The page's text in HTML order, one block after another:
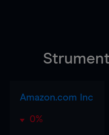
Amazon.com Inc
0%